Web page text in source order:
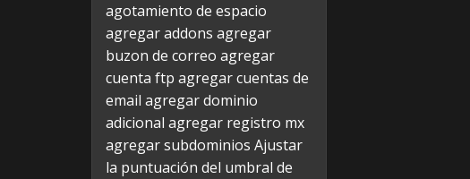
agotamiento de espacio
agregar addons agregar
buzon de correo agregar
cuenta ftp agregar cuentas de
email agregar dominio
adicional agregar registro mx
agregar subdominios Ajustar
la puntuación del umbral de